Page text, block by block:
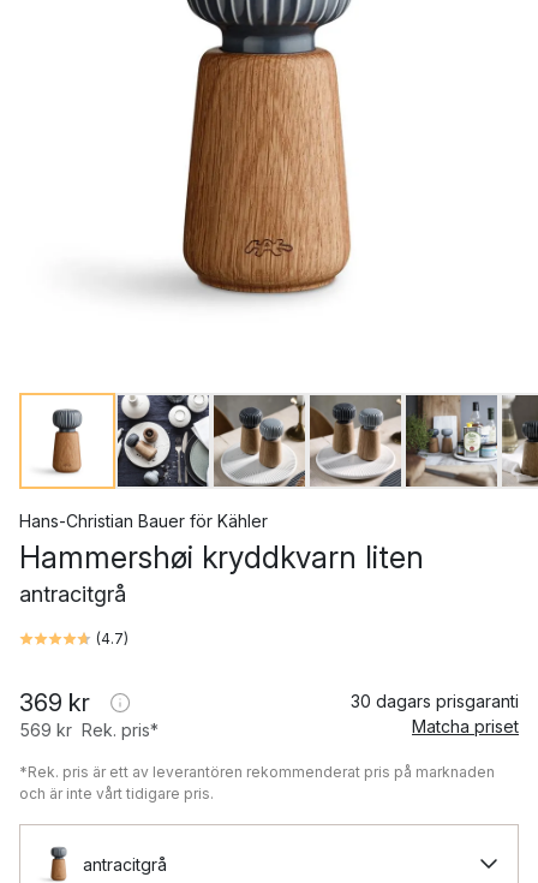
Hans-Christian Bauer för Kähler
Hammershøi kryddkvarn liten
antracitgrå
(4.7)
369 kr
569 kr Rek. pris*
30 dagars prisgaranti
Matcha priset
*Rek. pris är ett av leverantören rekommenderat pris på marknaden
och är inte vårt tidigare pris.
antracitgrå